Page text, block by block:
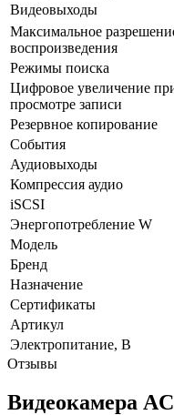
Видеовыходы
Максимальное
воспроизведения
Режимы поиска
Цифровое увеличение
просмотре записи
Резервное копирование
События
Аудиовыходы
Компрессия аудио
iSCSI
Энергопотребление W
Модель
Бренд
Назначение
Сертификаты
Артикул
Электропитание, В
Отзывы
Видеокамера